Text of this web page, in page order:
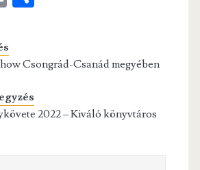
ai
l Csongrád-Csanád megyében
2022 – Kiváló könyvtáros